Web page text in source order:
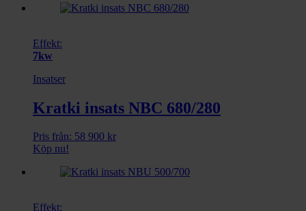
Effekt:
7kw
Insatser
Kratki insats NBC 680/280
Pris från: 58 900 kr
Köp nu!
Effekt: